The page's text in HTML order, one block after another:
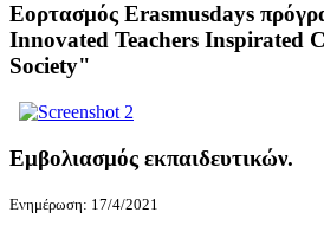
Εορτασμός Erasmusdays
Innovated Teachers Inspirated
Society"
Εμβολιασμός εκπαιδευτικών.
Ενημέρωση: 17/4/2021